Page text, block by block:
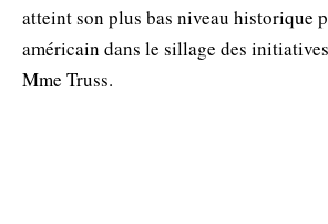
atteint son plus bas niveau historique
américain dans le sillage des
Mme Truss.